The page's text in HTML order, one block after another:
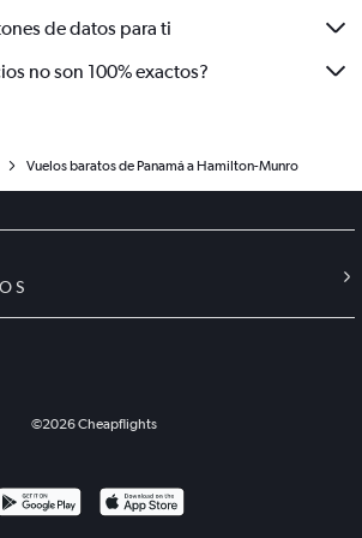
de datos para ti
no son 100% exactos?
Vuelos baratos de Panamá a Hamilton-Munro
©2026Cheapflights